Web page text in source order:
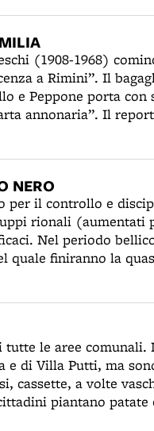
inaugurato, alla
del Pontelungo
(1908-1968)
a Rimini”. Il
e Peppone porta
annonaria”. Il
sei puntate sul
NERO
per il controllo e
rionali (aumentati
Nel periodo
quale finiranno la
dalla massiccia
sfasatura
del dicembre 1944
lire, ma il prezzo al
nero.
tutte le aree
di Villa Putti, ma
cassette, a volte
piantano
coltivano ortaggi e